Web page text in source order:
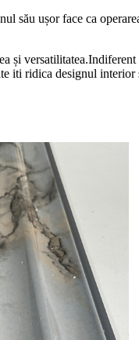
său ușor face ca
și
iti ridica designul interior